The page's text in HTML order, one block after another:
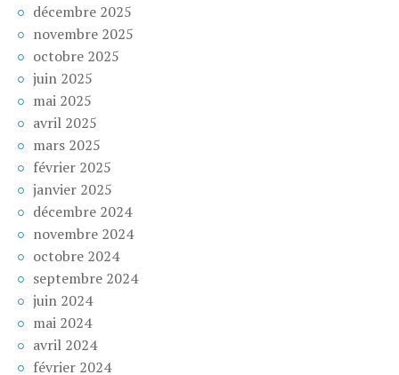
décembre 2025
novembre 2025
octobre 2025
juin 2025
mai 2025
avril 2025
mars 2025
février 2025
janvier 2025
décembre 2024
novembre 2024
octobre 2024
septembre 2024
juin 2024
mai 2024
avril 2024
février 2024